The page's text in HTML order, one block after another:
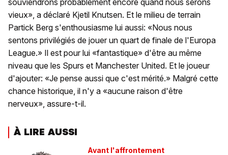
souviendrons probablement encore quand nous serons
vieux», a déclaré Kjetil Knutsen. Et le milieu de terrain
Partick Berg s'enthousiasme lui aussi: «Nous nous
sentons privilégiés de jouer un quart de finale de l'Europa
League.» Il est pour lui «fantastique» d'être au même
niveau que les Spurs et Manchester United. Et le joueur
d'ajouter: «Je pense aussi que c'est mérité.» Malgré cette
chance historique, il n'y a «aucune raison d'être
nerveux», assure-t-il.
À LIRE AUSSI
Avant l'affrontement